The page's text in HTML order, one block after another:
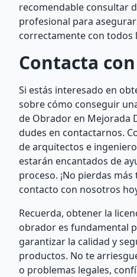
recomendable consultar
profesional para
correctamente con todos
Contacta
Si estás interesado en
sobre cómo conseguir
de Obrador en Mejorada
dudes en contactarnos.
de arquitectos e
estarán encantados de
proceso. ¡No pierdas
contacto con nosotros
Recuerda, obtener la
obrador es fundamental
garantizar la calidad y
productos. No te
o problemas legales,